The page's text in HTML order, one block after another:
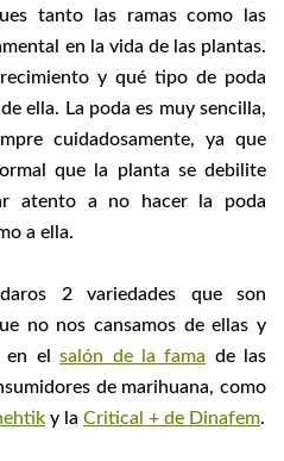
tanto las ramas como las
en la vida de las plantas.
y qué tipo de poda
ella. La poda es muy sencilla,
cuidadosamente, ya que
que la planta se debilite
atento a no hacer la poda
a ella.
2 variedades que son
no nos cansamos de ellas y
en elsalón de la fama de las
de marihuana, como
y la Critical + de Dinafem.